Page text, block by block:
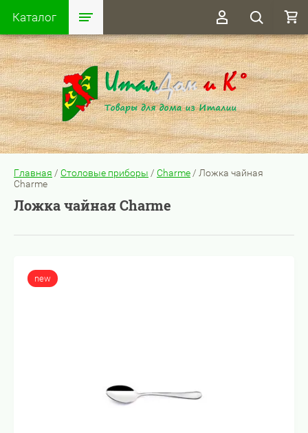
Каталог
Главная / Столовые приборы / Charme / Ложка чайная
Charme
Ложка чайная Charme
new